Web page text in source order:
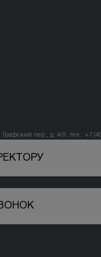
пер., д. 4/9, тел.: +7